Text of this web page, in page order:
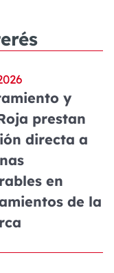
y
prestan
directa a
en
de la